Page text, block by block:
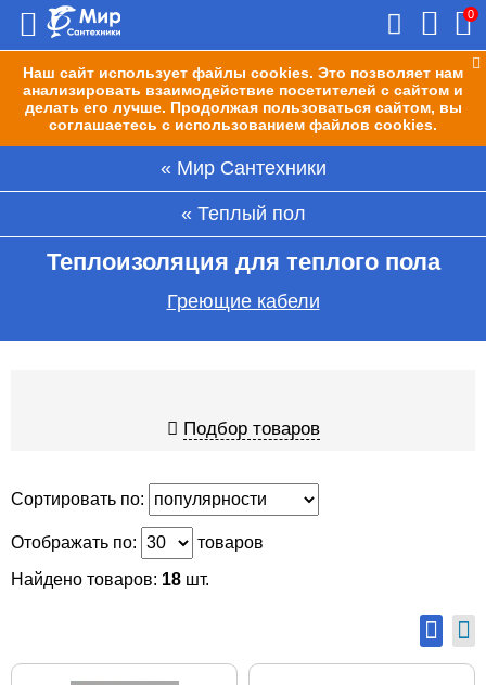
Наш сайт использует файлы cookies. Это позволяет нам
анализировать взаимодействие посетителей с сайтом и
делать его лучше. Продолжая пользоваться сайтом, вы
соглашаетесь с использованием файлов cookies.
0
Мир Сантехники
Теплый пол
Теплоизоляция для теплого пола
Греющие кабели
Подбор товаров
Сортировать по:
Отображать по:
товаров
Найдено товаров: 18 шт.